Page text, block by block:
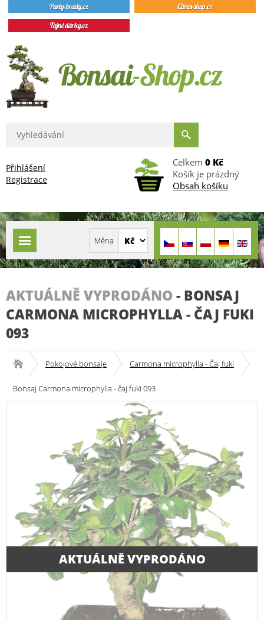
Přihlášení
Registrace
Celkem 0 Kč
Košík je prázdný
Obsah košíku
AKTUÁLNĚ VYPRODÁNO - BONSAJ
CARMONA MICROPHYLLA - ČAJ FUKI
093
Pokojové bonsaje Carmona microphylla - Čaj fuki
Bonsaj Carmona microphylla - čaj fuki 093
AKTUÁLNĚ VYPRODÁNO